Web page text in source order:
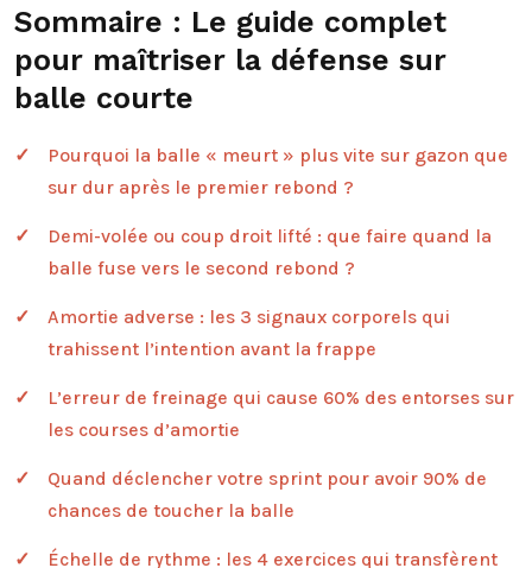
Sommaire : Le guide complet
pour maîtriser la défense sur
balle courte
Pourquoi la balle « meurt » plus vite sur gazon que
sur dur après le premier rebond ?
Demi-volée ou coup droit lifté : que faire quand la
balle fuse vers le second rebond ?
Amortie adverse : les 3 signaux corporels qui
trahissent l’intention avant la frappe
L’erreur de freinage qui cause 60% des entorses sur
les courses d’amortie
Quand déclencher votre sprint pour avoir 90% de
chances de toucher la balle
Échelle de rythme : les 4 exercices qui transfèrent